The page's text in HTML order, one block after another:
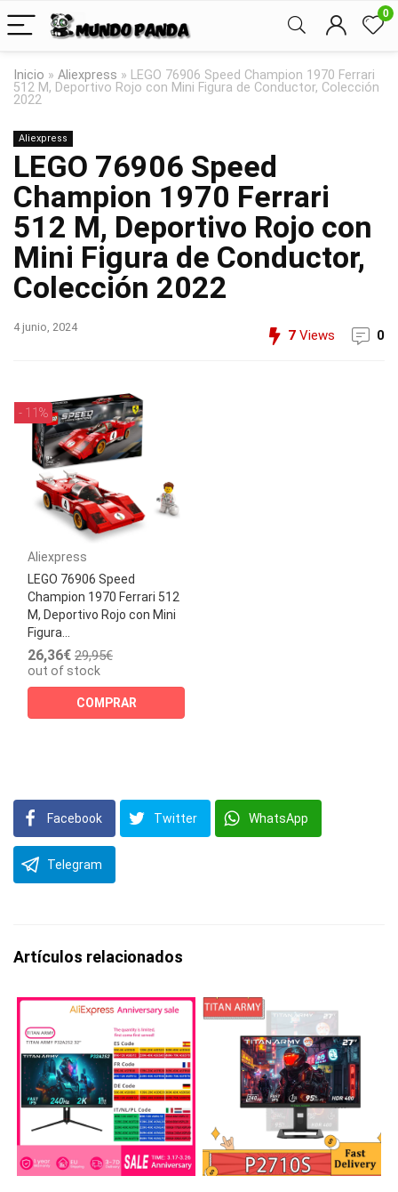
0
Inicio » Aliexpress » LEGO 76906 Speed Champion 1970 Ferrari
512 M, Deportivo Rojo con Mini Figura de Conductor, Colección
2022
Aliexpress
LEGO 76906 Speed
Champion 1970 Ferrari
512 M, Deportivo Rojo con
Mini Figura de Conductor,
Colección 2022
4 junio, 2024
7 Views 0
- 11%
Aliexpress
LEGO 76906 Speed
Champion 1970 Ferrari 512
M, Deportivo Rojo con Mini
Figura...
26,36€ 29,95€
out of stock
COMPRAR
Facebook Twitter WhatsApp
Telegram
Artículos relacionados